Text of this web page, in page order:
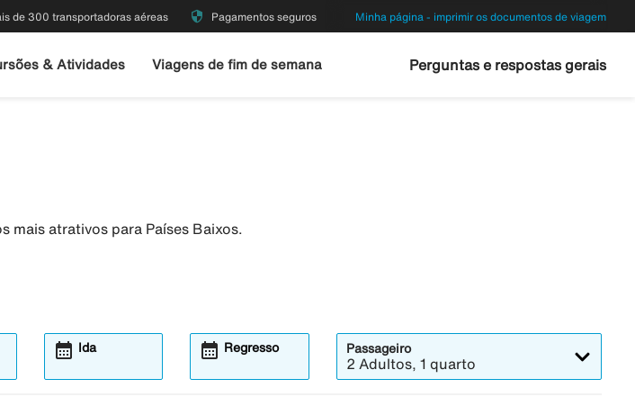
de 300 transportadoras aéreas security Pagamentos seguros Minha página - imprimir os documentos de viagem
& Atividades Viagens de fim de semana Perguntas e respostas gerais
atrativos para Países Baixos.
Ida
calendar_month Regresso
calendar_month Passageiro
2 Adultos, 1 quarto